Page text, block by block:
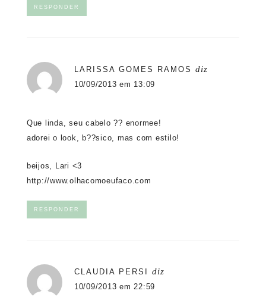
RESPONDER
LARISSA GOMES RAMOS diz
10/09/2013 em 13:09
Que linda, seu cabelo ?? enormee!
adorei o look, b??sico, mas com estilo!
beijos, Lari <3
http://www.olhacomoeufaco.com
RESPONDER
CLAUDIA PERSI diz
10/09/2013 em 22:59